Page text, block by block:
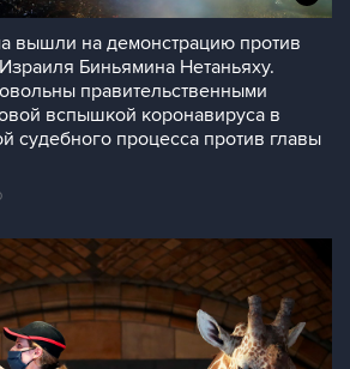
вышли на демонстрацию против
Биньямина Нетаньяху.
правительственными
вспышкой коронавируса в
судебного процесса против главы